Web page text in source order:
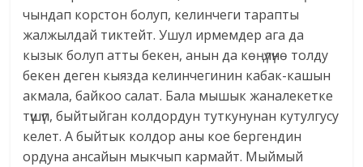
чындап корстон болуп, келинчеги тарапты
жалжылдай тиктейт. Ушул ирмемдер ага да
кызык болуп атты бекен, анын да көңүлүнө толду
бекен деген кыязда келинчегинин кабак-кашын
акмала, байкоо салат. Бала мышык жаналекетке
түшүп, быйтыйган колдордун туткунунан кутулгусу
келет. А быйтык колдор аны кое бергендин
ордуна ансайын мыкчып кармайт. Мыймый